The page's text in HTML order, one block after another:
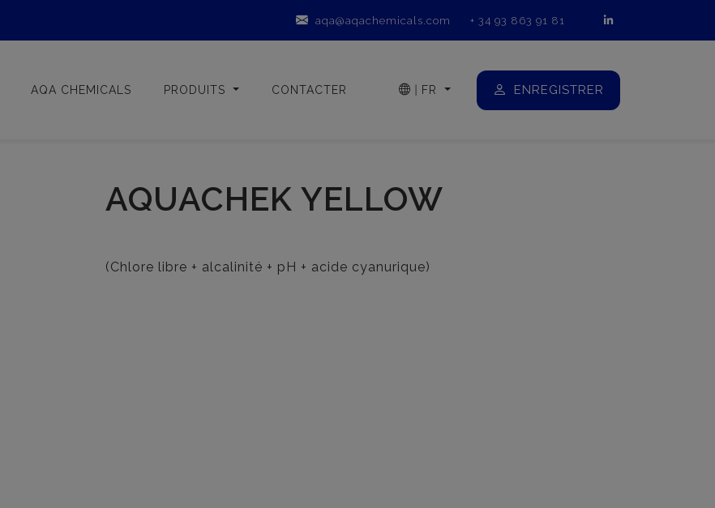
aqa@aqachemicals.com + 34 93 863 91 81
AQA CHEMICALS PRODUITS CONTACTER FR ENREGISTRER
AQUACHEK YELLOW
(Chlore libre + alcalinité + pH + acide cyanurique)